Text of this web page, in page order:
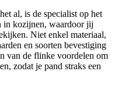
al, is de specialist op het
in kozijnen, waardoor jij
Niet enkel materiaal,
en soorten bevestiging
van de flinke voordelen om
zodat je pand straks een